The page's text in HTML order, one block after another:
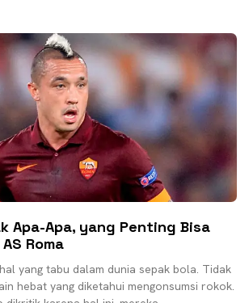
Apa-Apa, yang Penting Bisa
Roma
yang tabu dalam dunia sepak bola. Tidak
hebat yang diketahui mengonsumsi rokok.